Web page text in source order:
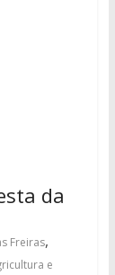
da
Freiras,
e